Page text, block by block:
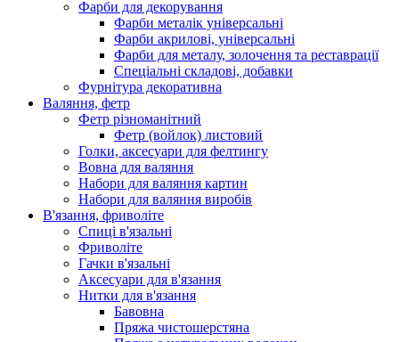
Фарби для декорування
Фарби металік універсальні
Фарби акрилові, універсальні
Фарби для металу, золочення та реставрації
Спеціальні складові, добавки
Фурнітура декоративна
Валяння, фетр
Фетр різноманітний
Фетр (войлок) листовий
Голки, аксесуари для фелтингу
Вовна для валяння
Набори для валяння картин
Набори для валяння виробів
В'язання, фриволіте
Спиці в'язальні
Фриволіте
Гачки в'язальні
Аксесуари для в'язання
Нитки для в'язання
Бавовна
Пряжа чистошерстяна